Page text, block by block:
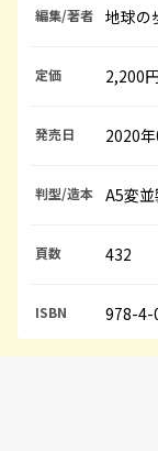
編集/著者 地球の
定価 2,200
発売日 2020
判型/造本 A5変並
頁数 432
ISBN 978-4-